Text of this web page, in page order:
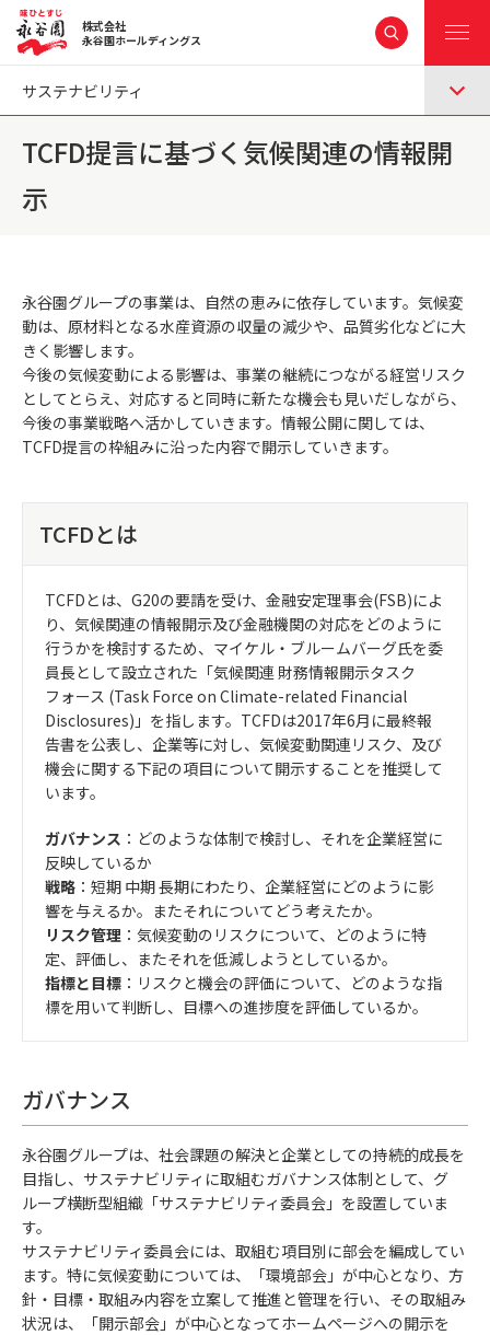
株式会社
永谷園ホールディングス
ME
TCFD提言に基づく気候関連の情報開
示
サステナビリティ
永谷園グループの事業は、自然の恵みに依存しています。気候変
動は、原材料となる水産資源の収量の減少や、品質劣化などに大
きく影響します。
今後の気候変動による影響は、事業の継続につながる経営リスク
としてとらえ、対応すると同時に新たな機会も見いだしながら、
今後の事業戦略へ活かしていきます。情報公開に関しては、
TCFD提言の枠組みに沿った内容で開示していきます。
TCFDとは
TCFDとは、G20の要請を受け、金融安定理事会(FSB)によ
り、気候関連の情報開示及び金融機関の対応をどのように
行うかを検討するため、マイケル・ブルームバーグ氏を委
員長として設立された「気候関連 財務情報開示タスク
フォース (Task Force on Climate-related Financial
Disclosures)」を指します。TCFDは2017年6月に最終報
告書を公表し、企業等に対し、気候変動関連リスク、及び
機会に関する下記の項目について開示することを推奨して
います。
ガバナンス ：どのような体制で検討し、それを企業経営に
反映しているか
戦略 ：短期 中期 長期にわたり、企業経営にどのように影
響を与えるか。またそれについてどう考えたか。
リスク管理 ：気候変動のリスクについて、どのように特
定、評価し、またそれを低減しようとしているか。
指標と目標 ：リスクと機会の評価について、どのような指
標を用いて判断し、目標への進捗度を評価しているか。
ガバナンス
永谷園グループは、社会課題の解決と企業としての持続的成長を
目指し、サステナビリティに取組むガバナンス体制として、グ
ループ横断型組織「サステナビリティ委員会」を設置していま
す。
サステナビリティ委員会には、取組む項目別に部会を編成してい
ます。特に気候変動については、「環境部会」が中心となり、方
針・目標・取組み内容を立案して推進と管理を行い、その取組み
状況は、「開示部会」が中心となってホームページへの開示を